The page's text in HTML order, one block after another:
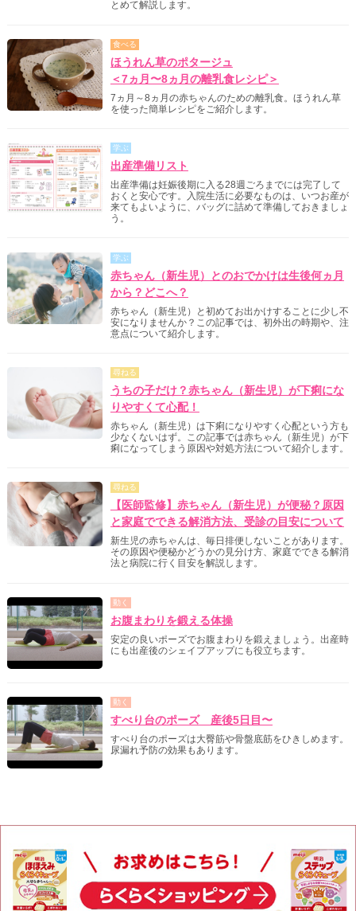
とめて解説します。
食べる
ほうれん草のポタージュ
＜7ヵ月〜8ヵ月の離乳食レシピ＞
7ヵ月～8ヵ月の赤ちゃんのための離乳食。ほうれん草
を使った簡単レシピをご紹介します。
学ぶ
出産準備リスト
出産準備は妊娠後期に入る28週ごろまでには完了して
おくと安心です。入院生活に必要なものは、いつお産が
来てもよいように、バッグに詰めて準備しておきましょ
う。
学ぶ
赤ちゃん（新生児）とのおでかけは生後何ヵ月
から？どこへ？
赤ちゃん（新生児）と初めてお出かけすることに少し不
安になりませんか？この記事では、初外出の時期や、注
意点について紹介します。
尋ねる
うちの子だけ？赤ちゃん（新生児）が下痢にな
りやすくて心配！
赤ちゃん（新生児）は下痢になりやすく心配という方も
少なくないはず。この記事では赤ちゃん（新生児）が下
痢になってしまう原因や対処方法について紹介します。
尋ねる
【医師監修】赤ちゃん（新生児）が便秘？原因
と家庭でできる解消方法、受診の目安について
新生児の赤ちゃんは、毎日排便しないことがあります。
その原因や便秘かどうかの見分け方、家庭でできる解消
法と病院に行く目安を解説します。
動く
お腹まわりを鍛える体操
安定の良いポーズでお腹まわりを鍛えましょう。出産時
にも出産後のシェイプアップにも役立ちます。
動く
すべり台のポーズ 産後5日目〜
すべり台のポーズは大臀筋や骨盤底筋をひきしめます。
尿漏れ予防の効果もあります。